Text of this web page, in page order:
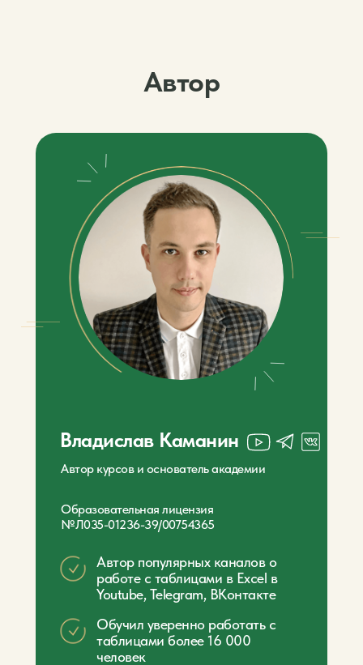
Автор
Автор курсов и основатель академии
Владислав Каманин
Автор популярных каналов о
работе с таблицами в Excel в
Youtube, Telegram, ВКонтакте
Обучил уверенно работать с
таблицами более 16 000
человек
Образовательная лицензия
№Л035-01236-39/00754365